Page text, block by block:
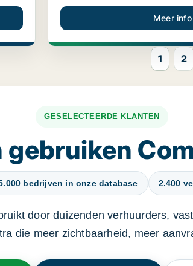
Meer info
1 2
GESELECTEERDE KLANTEN
bedrijven in onze database 2.400
door duizenden verhuurders,
die meer zichtbaarheid, meer